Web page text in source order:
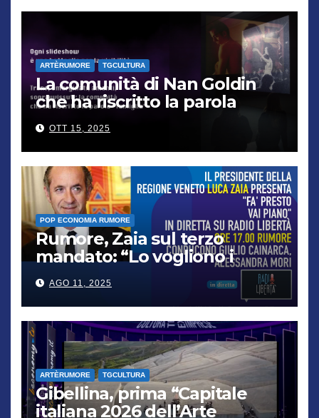
ARTÈRUMORE TGCULTURA
La comunità di Nan Goldin
che ha riscritto la parola
“famiglia”
OTT 15, 2025
POP ECONOMIA RUMORE
Rumore, Zaia sul terzo
mandato: “Lo vogliono i
cittadini, chi non lo capisce
verrà punito”
AGO 11, 2025
ARTÈRUMORE TGCULTURA
Gibellina, prima “Capitale
italiana 2026 dell’Arte